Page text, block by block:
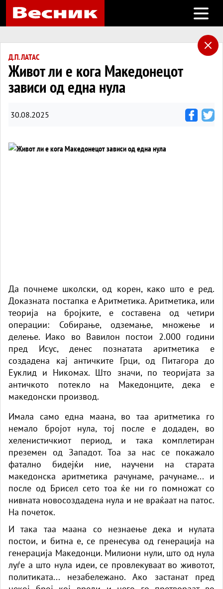
Open
Д.П. ЛАТАС
Живот ли е кога Македонецот
зависи од една нула
30.08.2025
Да почнеме школски, од корен, како што е ред.
Доказната постапка е Аритметика. Аритметика, или
теорија на бројките, е составена од четири
операции: Собирање, одземање, множење и
делење. Иако во Вавилон постои 2.000 години
пред Исус, денес познатата аритметика е
создадена кај античките Грци, од Питагора до
Еуклид и Никомах. Што значи, по теоријата за
античкото потекло на Македонците, дека е
македонски производ.
Имала само една маана, во таа аритметика го
немало бројот нула, тој после е додаден, во
хеленистичкиот период, и така комплетиран
преземен од Западот. Тоа за нас се покажало
фатално бидејќи ние, научени на старата
македонска аритметика рачунаме, рачунаме... и
после од Брисел сето тоа ќе ни го помножат со
нивната новосоздадена нула и не враќаат на патос.
На почеток.
И така таа маана со незнаење дека и нулата
постои, и битна е, се пренесува од генерација на
генерација Македонци. Милиони нули, што од нула
луѓе а што нула идеи, се провлекуваат во животот,
политиката... незабележано. Ако застанат пред